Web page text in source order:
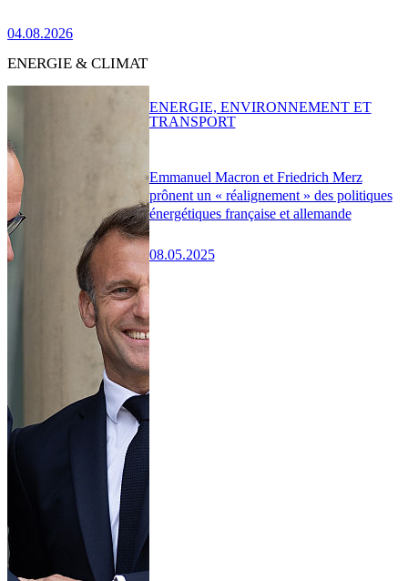
04.08.2026
ENERGIE & CLIMAT
Emmanuel Macron et Friedrich Merz
prônent un « réalignement » des politiques
énergétiques française et allemande
08.05.2025
ENERGIE, ENVIRONNEMENT ET
TRANSPORT